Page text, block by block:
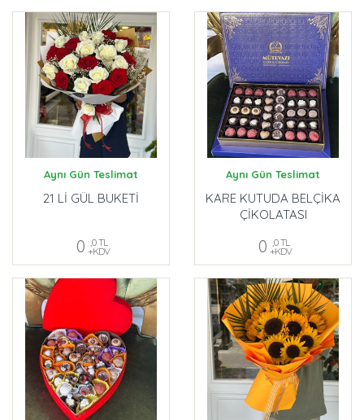
Aynı Gün Teslimat
21 Lİ GÜL BUKETİ
0 ,0 TL
+KDV
Aynı Gün Teslimat
KARE KUTUDA BELÇİKA
ÇİKOLATASI
0 ,0 TL
+KDV